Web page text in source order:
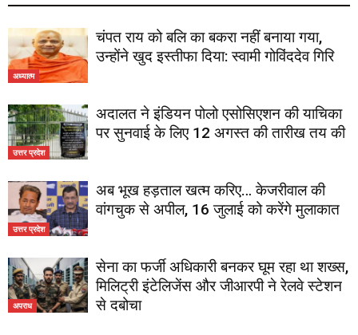
अध्यात्म
चंपत राय को बलि का बकरा नहीं बनाया गया,
उन्होंने खुद इस्तीफा दिया: स्वामी गोविंददेव गिरि
उत्तर प्रदेश
अदालत ने इंडियन पोलो एसोसिएशन की याचिका
पर सुनवाई के लिए 12 अगस्त की तारीख तय की
उत्तर प्रदेश
अब भूख हड़ताल खत्म करिए… केजरीवाल की
वांगचुक से अपील, 16 जुलाई को करेंगे मुलाकात
अपराध
सेना का फर्जी अधिकारी बनकर घूम रहा था शख्स,
मिलिट्री इंटेलिजेंस और जीआरपी ने रेलवे स्टेशन
से दबोचा